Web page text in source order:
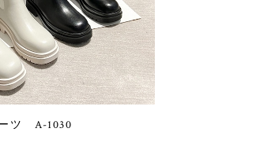
ツ A-1030